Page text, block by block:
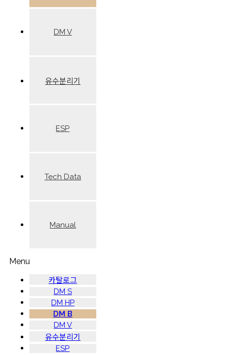
DM V
유수분리기
ESP
Tech Data
Manual
Menu
카탈로그
DM S
DM HP
DM B
DM V
유수분리기
ESP